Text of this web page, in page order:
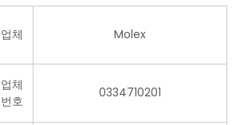
체 Molex
체
호
0334710201